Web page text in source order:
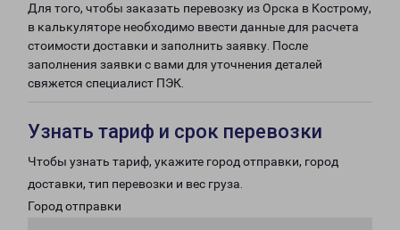
Для того, чтобы заказать перевозку из Орска в Кострому,
в калькуляторе необходимо ввести данные для расчета
стоимости доставки и заполнить заявку. После
заполнения заявки с вами для уточнения деталей
свяжется специалист ПЭК.
Узнать тариф и срок перевозки
Чтобы узнать тариф, укажите город отправки, город
доставки, тип перевозки и вес груза.
Город отправки